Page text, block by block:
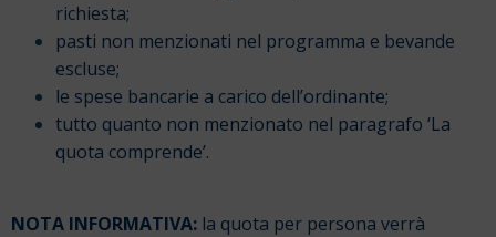
richiesta;
pasti non menzionati nel programma e bevande
escluse;
le spese bancarie a carico dell’ordinante;
tutto quanto non menzionato nel paragrafo ‘La
quota comprende’.
NOTA INFORMATIVA: la quota per persona verrà